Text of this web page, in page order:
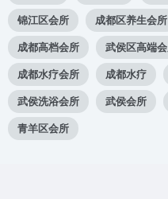
锦江区会所
成都区养生会所
成都高档会所
武侯区高端
成都水疗会所
成都水疗
武侯洗浴会所
武侯会所
青羊区会所